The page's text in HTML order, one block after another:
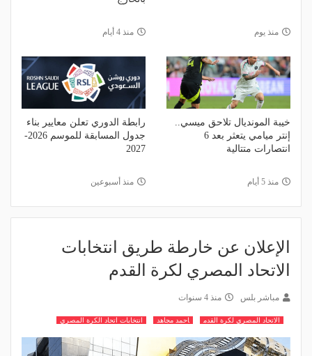
منذ يوم منذ 4 أيام
خيبة المونديال تلاحق ميسي..
إنتر ميامي يتعثر بعد 6
انتصارات متتالية
منذ 5 أيام
رابطة الدوري تعلن معايير بناء
جدول المسابقة للموسم 2026-
2027
منذ أسبوعين
الإعلان عن خارطة طريق انتخابات
الاتحاد المصري لكرة القدم
مباشر بلس منذ 4 سنوات
الاتحاد المصري لكرة القدم احمد مجاهد انتخابات اتحاد الكرة المصري